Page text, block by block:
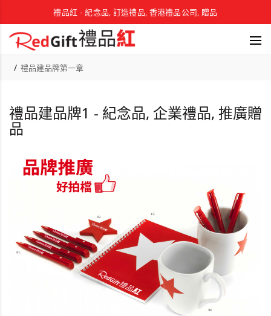
禮品紅 - 紀念品, 訂造禮品, 香港禮品公司, 贈品
禮品建品牌第一章
禮品建品牌1 - 紀念品, 企業禮品, 推廣贈
品